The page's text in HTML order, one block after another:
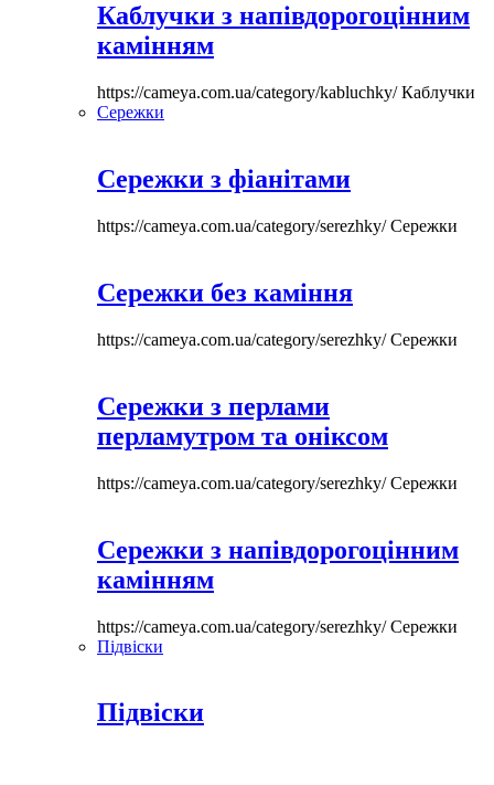
Каблучки з напівдорогоцінним
камінням
https://cameya.com.ua/category/kabluchky/Каблучки
Сережки
Сережки з фіанітами
https://cameya.com.ua/category/serezhky/Сережки
Сережки без каміння
https://cameya.com.ua/category/serezhky/Сережки
Сережки з перлами
перламутром та оніксом
https://cameya.com.ua/category/serezhky/Сережки
Сережки з напівдорогоцінним
камінням
https://cameya.com.ua/category/serezhky/Сережки
Підвіски
Підвіски